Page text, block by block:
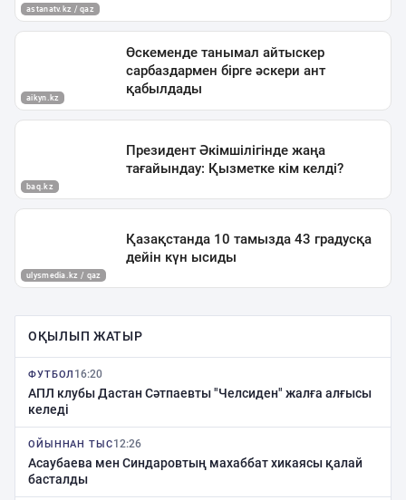
ОҚЫЛЫП ЖАТЫР
ФУТБОЛ 16:20
АПЛ клубы Дастан Сәтпаевты "Челсиден" жалға алғысы
келеді
ОЙЫННАН ТЫС12:26
Асаубаева мен Синдаровтың махаббат хикаясы қалай
басталды